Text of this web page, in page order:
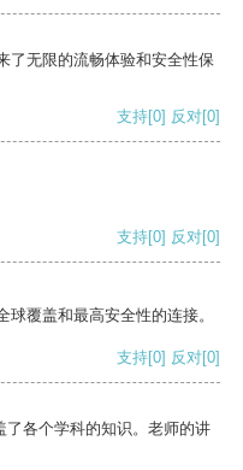
了无限的流畅体验和安全性保
支持[0] 反对[0]
支持[0] 反对[0]
覆盖和最高安全性的连接。
支持[0] 反对[0]
各个学科的知识。老师的讲